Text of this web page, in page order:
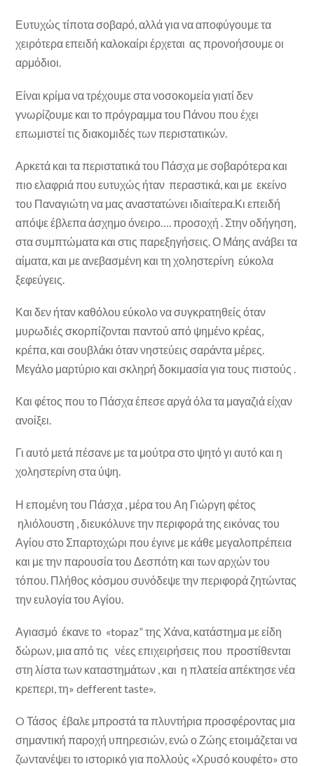
Ευτυχώς τίποτα σοβαρό, αλλά για να αποφύγουμε τα
χειρότερα επειδή καλοκαίρι έρχεται ας προνοήσουμε οι
αρμόδιοι.
Είναι κρίμα να τρέχουμε στα νοσοκομεία γιατί δεν
γνωρίζουμε και το πρόγραμμα του Πάνου που έχει
επωμιστεί τις διακομιδές των περιστατικών.
Αρκετά και τα περιστατικά του Πάσχα με σοβαρότερα και
πιο ελαφριά που ευτυχώς ήταν περαστικά, και με εκείνο
του Παναγιώτη να μας αναστατώνει ιδιαίτερα.Κι επειδή
απόψε έβλεπα άσχημο όνειρο…. προσοχή . Στην οδήγηση,
στα συμπτώματα και στις παρεξηγήσεις. Ο Μάης ανάβει τα
αίματα, και με ανεβασμένη και τη χοληστερίνη εύκολα
ξεφεύγεις.
Και δεν ήταν καθόλου εύκολο να συγκρατηθείς όταν
μυρωδιές σκορπίζονται παντού από ψημένο κρέας,
κρέπα, και σουβλάκι όταν νηστεύεις σαράντα μέρες.
Μεγάλο μαρτύριο και σκληρή δοκιμασία για τους πιστούς .
Και φέτος που το Πάσχα έπεσε αργά όλα τα μαγαζιά είχαν
ανοίξει.
Γι αυτό μετά πέσανε με τα μούτρα στο ψητό γι αυτό και η
χοληστερίνη στα ύψη.
Η επομένη του Πάσχα , μέρα του Αη Γιώργη φέτος
ηλιόλουστη , διευκόλυνε την περιφορά της εικόνας του
Αγίου στο Σπαρτοχώρι που έγινε με κάθε μεγαλοπρέπεια
και με την παρουσία του Δεσπότη και των αρχών του
τόπου. Πλήθος κόσμου συνόδεψε την περιφορά ζητώντας
την ευλογία του Αγίου.
Αγιασμό έκανε το «topaz” της Χάνα, κατάστημα με είδη
δώρων, μια από τις νέες επιχειρήσεις που προστίθενται
στη λίστα των καταστημάτων , και η πλατεία απέκτησε νέα
κρεπερι, τη» defferent taste».
O Τάσος έβαλε μπροστά τα πλυντήρια προσφέροντας μια
σημαντική παροχή υπηρεσιών, ενώ ο Ζώης ετοιμάζεται να
ζωντανέψει το ιστορικό για πολλούς «Χρυσό κουφέτο» στο